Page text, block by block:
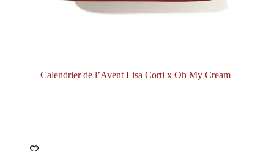
Calendrier de l’Avent Lisa Corti x Oh My Cream